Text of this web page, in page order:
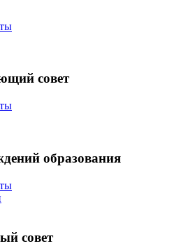
совет
образования
совет